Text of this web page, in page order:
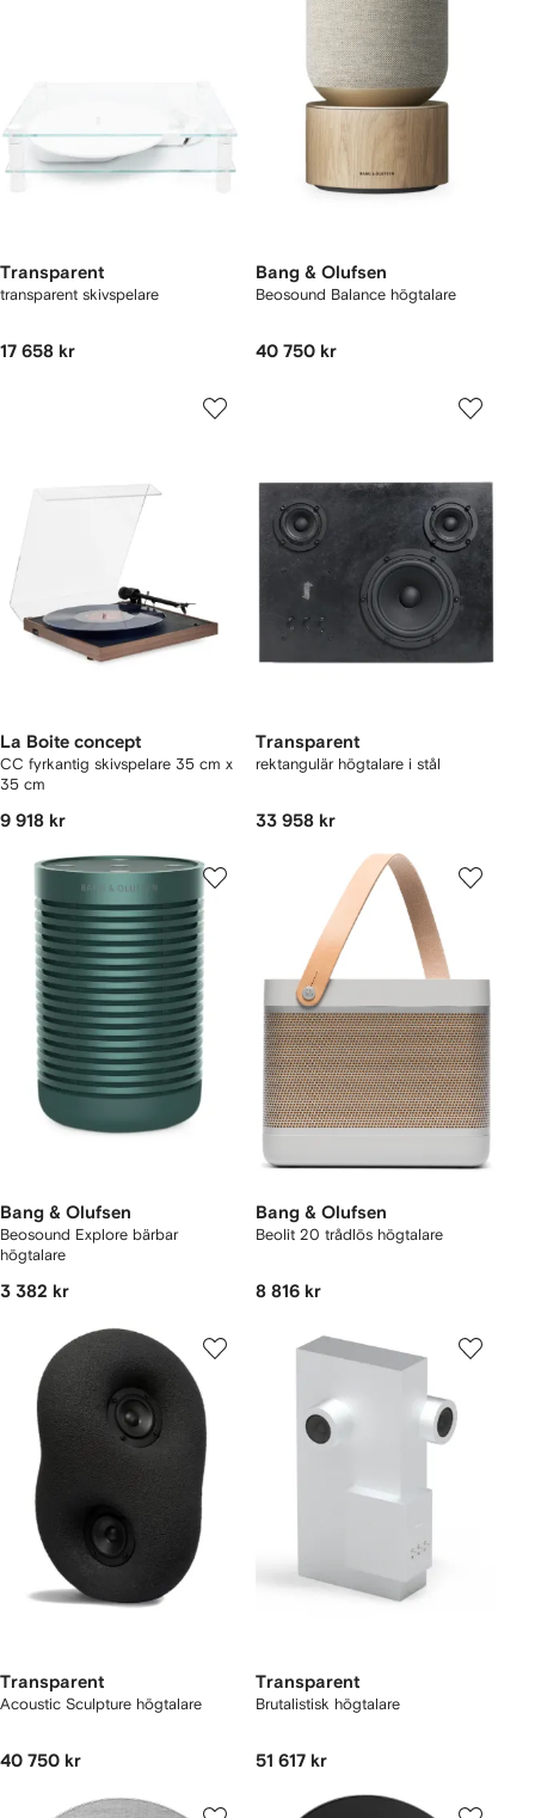
Transparent
transparent skivspelare
17 658 kr
Bang & Olufsen
Beosound Balance högtalare
40 750 kr
La Boite concept
CC fyrkantig skivspelare 35 cm x
35 cm
9 918 kr
Transparent
rektangulär högtalare i stål
33 958 kr
Bang & Olufsen
Beosound Explore bärbar
högtalare
3 382 kr
Bang & Olufsen
Beolit 20 trådlös högtalare
8 816 kr
Transparent
Acoustic Sculpture högtalare
40 750 kr
Transparent
Brutalistisk högtalare
51 617 kr